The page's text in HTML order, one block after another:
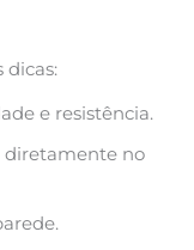
dicas:
e resistência.
diretamente no